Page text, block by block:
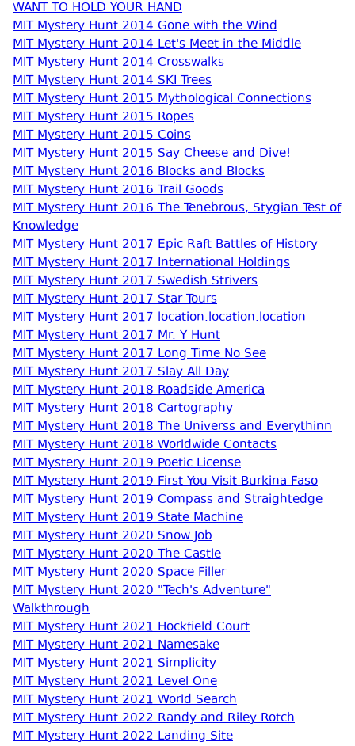
WANT TO HOLD YOUR HAND
MIT Mystery Hunt 2014 Gone with the Wind
MIT Mystery Hunt 2014 Let's Meet in the Middle
MIT Mystery Hunt 2014 Crosswalks
MIT Mystery Hunt 2014 SKI Trees
MIT Mystery Hunt 2015 Mythological Connections
MIT Mystery Hunt 2015 Ropes
MIT Mystery Hunt 2015 Coins
MIT Mystery Hunt 2015 Say Cheese and Dive!
MIT Mystery Hunt 2016 Blocks and Blocks
MIT Mystery Hunt 2016 Trail Goods
MIT Mystery Hunt 2016 The Tenebrous, Stygian Test of
Knowledge
MIT Mystery Hunt 2017 Epic Raft Battles of History
MIT Mystery Hunt 2017 International Holdings
MIT Mystery Hunt 2017 Swedish Strivers
MIT Mystery Hunt 2017 Star Tours
MIT Mystery Hunt 2017 location.location.location
MIT Mystery Hunt 2017 Mr. Y Hunt
MIT Mystery Hunt 2017 Long Time No See
MIT Mystery Hunt 2017 Slay All Day
MIT Mystery Hunt 2018 Roadside America
MIT Mystery Hunt 2018 Cartography
MIT Mystery Hunt 2018 The Universs and Everythinn
MIT Mystery Hunt 2018 Worldwide Contacts
MIT Mystery Hunt 2019 Poetic License
MIT Mystery Hunt 2019 First You Visit Burkina Faso
MIT Mystery Hunt 2019 Compass and Straightedge
MIT Mystery Hunt 2019 State Machine
MIT Mystery Hunt 2020 Snow Job
MIT Mystery Hunt 2020 The Castle
MIT Mystery Hunt 2020 Space Filler
MIT Mystery Hunt 2020 "Tech's Adventure"
Walkthrough
MIT Mystery Hunt 2021 Hockfield Court
MIT Mystery Hunt 2021 Namesake
MIT Mystery Hunt 2021 Simplicity
MIT Mystery Hunt 2021 Level One
MIT Mystery Hunt 2021 World Search
MIT Mystery Hunt 2022 Randy and Riley Rotch
MIT Mystery Hunt 2022 Landing Site